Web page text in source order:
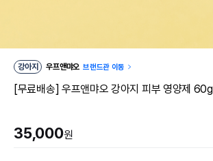
강아지 우프앤먀오 브랜드관 이동
[무료배송] 우프앤먀오 강아지 피부 영양제 60g
35,000원